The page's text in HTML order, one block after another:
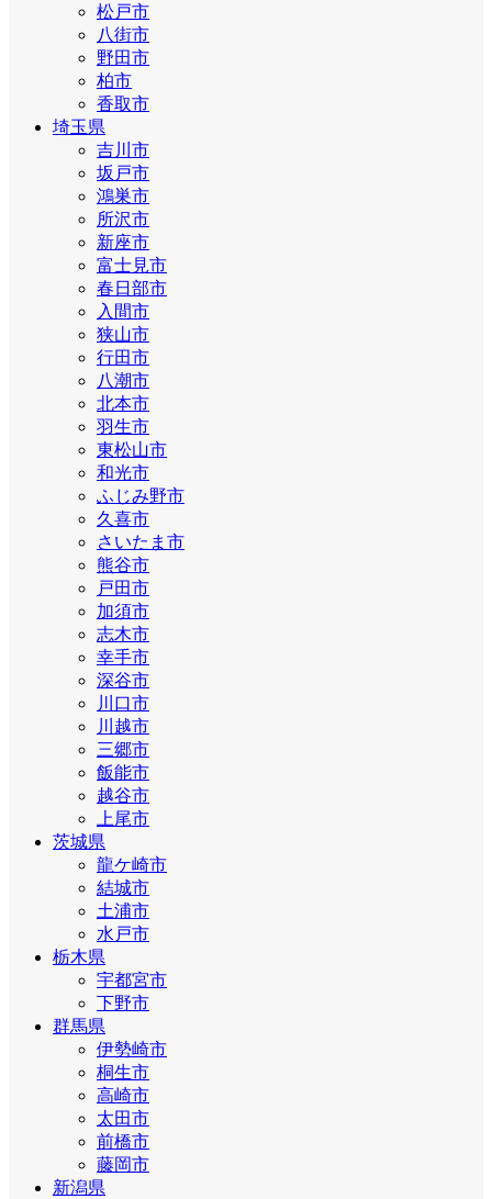
松戸市
八街市
野田市
柏市
香取市
埼玉県
吉川市
坂戸市
鴻巣市
所沢市
新座市
富士見市
春日部市
入間市
狭山市
行田市
八潮市
北本市
羽生市
東松山市
和光市
ふじみ野市
久喜市
さいたま市
熊谷市
戸田市
加須市
志木市
幸手市
深谷市
川口市
川越市
三郷市
飯能市
越谷市
上尾市
茨城県
龍ケ崎市
結城市
土浦市
水戸市
栃木県
宇都宮市
下野市
群馬県
伊勢崎市
桐生市
高崎市
太田市
前橋市
藤岡市
新潟県